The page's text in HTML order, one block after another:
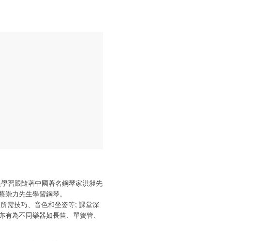
習跟隨著中國著名鋼琴家洪昶先
力先生學習鋼琴。
需技巧、音色和坐姿等; 課堂深
為不同樂器如長笛、單簧管、